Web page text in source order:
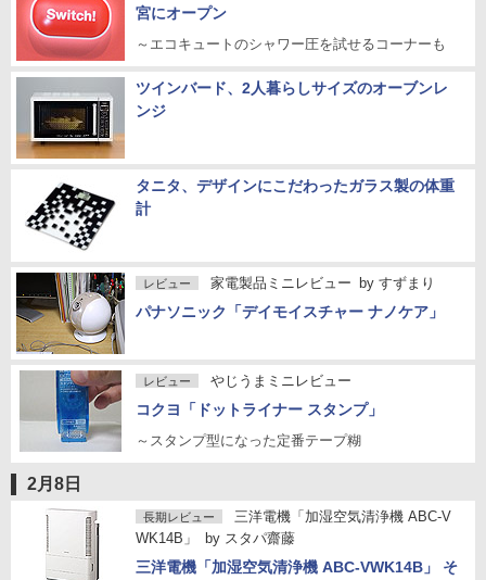
宮にオープン
～エコキュートのシャワー圧を試せるコーナーも
ツインバード、2人暮らしサイズのオーブンレ
ンジ
タニタ、デザインにこだわったガラス製の体重
計
レビュー 家電製品ミニレビュー by すずまり
パナソニック「デイモイスチャー ナノケア」
レビュー やじうまミニレビュー
コクヨ「ドットライナー スタンプ」
～スタンプ型になった定番テープ糊
2月8日
長期レビュー
三洋電機「加湿空気清浄機 ABC-V
WK14B」
by スタパ齋藤
三洋電機「加湿空気清浄機 ABC-VWK14B」 そ